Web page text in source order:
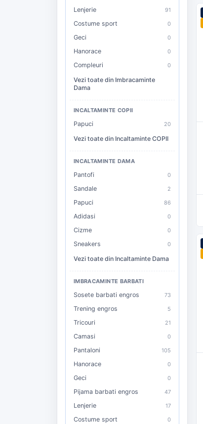
Lenjerie 91
Costume sport 0
Geci 0
Hanorace 0
Compleuri 0
Vezi toate din Imbracaminte
Dama
INCALTAMINTE COPII
Papuci 20
Vezi toate din Incaltaminte COPII
INCALTAMINTE DAMA
Pantofi 0
Sandale 2
Papuci 86
Adidasi 0
Cizme 0
Sneakers 0
Vezi toate din Incaltaminte Dama
IMBRACAMINTE BARBATI
Sosete barbati engros 73
Trening engros 5
Tricouri 21
Camasi 0
Pantaloni 105
Hanorace 0
Geci 0
Pijama barbati engros 47
Lenjerie 17
Costume sport 0